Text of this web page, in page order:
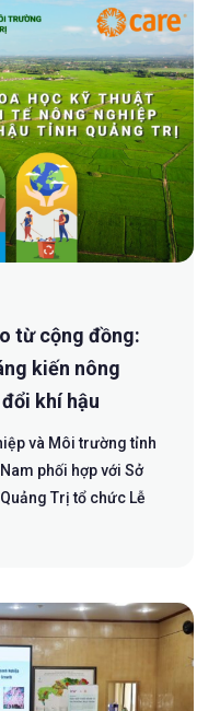
từ cộng đồng:
kiến nông
khí hậu
và Môi trường tỉnh
phối hợp với Sở
Trị tổ chức Lễ